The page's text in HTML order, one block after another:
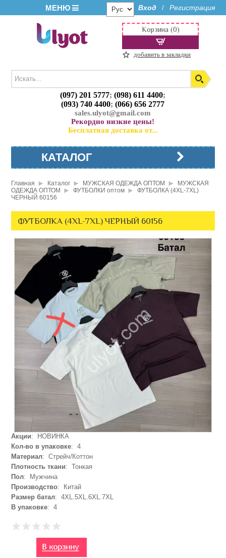
МЕНЮ Вход / Регистрация
(097) 201 5777;(098) 611 4400;
(093) 740 4400;(066) 656 2777
sales.ulyot@gmail.com
Рекордно низкие цены!
Бесплатная доставка от...
Корзина (0)
добавить в закладки
КАТАЛОГ
Главная Каталог МУЖСКАЯ ОДЕЖДА ОПТОМ
МУЖСКАЯ
ОДЕЖДА ОПТОМ
ФУТБОЛКИ оптом
ФУТБОЛКА (4XL-7XL)
ЧЕРНЫЙ 60156
ФУТБОЛКА (4XL-7XL) ЧЕРНЫЙ 60156
Акции: НОВИНКА
Кол-во в упаковке: 4
Материал: Стрейч/Коттон
Плотность ткани: Тонкая
Пол: Мужчина
Производство: Китай
Размер батал: 4XL.5XL.6XL.7XL
В упаковке: 4